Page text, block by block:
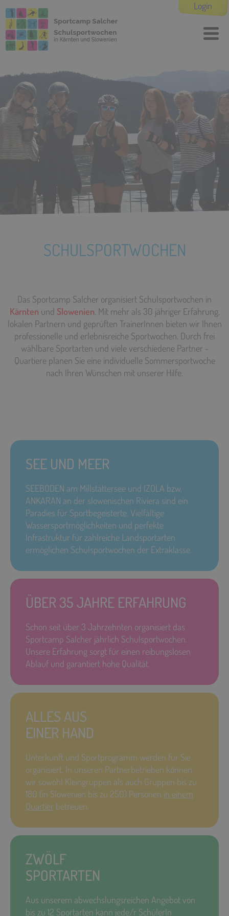
Login
SCHULSPORTWOCHEN
Das Sportcamp Salcher organisiert Schulsportwochen in
Kärnten und Slowenien . Mit mehr als 30 jähriger Erfahrung,
lokalen Partnern und geprüften TrainerInnen bieten wir Ihnen
professionelle und erlebnisreiche Sportwochen. Durch frei
wählbare Sportarten und viele verschiedene Partner -
Quartiere planen Sie eine individuelle Sommersportwoche
nach Ihren Wünschen mit unserer Hilfe.
SEE UND MEER
SEEBODEN am Millstättersee und IZOLA bzw.
ANKARAN an der slowenischen Riviera sind ein
Paradies für Sportbegeisterte. Vielfältige
Wassersportmöglichkeiten und perfekte
Infrastruktur für zahlreiche Landsportarten
ermöglichen Schulsportwochen der Extraklasse.
ÜBER 35 JAHRE ERFAHRUNG
Schon seit über 3 Jahrzehnten organisiert das
Sportcamp Salcher jährlich Schulsportwochen.
Unsere Erfahrung sorgt für einen reibungslosen
Ablauf und garantiert hohe Qualität.
ALLES AUS
EINER HAND
Unterkunft und Sportprogramm werden für Sie
organisiert. In unseren Partnerbetrieben können
wir sowohl Kleingruppen als auch Gruppen bis zu
180 (in Slowenien bis zu 250) Personen in einem
Quartier betreuen.
ZWÖLF
SPORTARTEN
Aus unserem abwechslungsreichen Angebot von
bis zu 12 Sportarten kann jede/r SchülerIn